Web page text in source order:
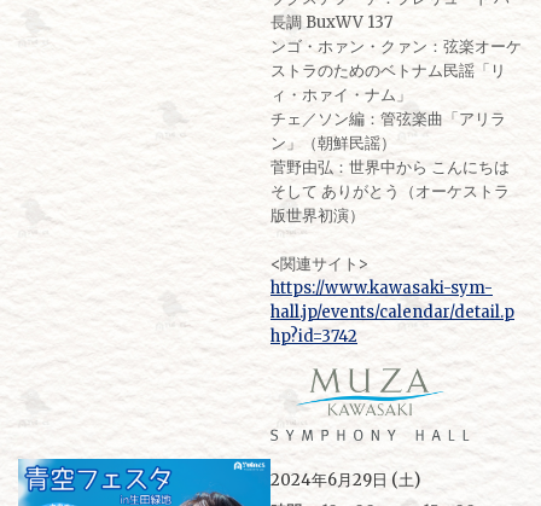
長調 BuxWV 137
ンゴ・ホァン・クァン：弦楽オーケ
ストラのためのベトナム民謡「リ
ィ・ホァイ・ナム」
チェ／ソン編：管弦楽曲「アリラ
ン」（朝鮮民謡）
菅野由弘：世界中から こんにちは
そして ありがとう（オーケストラ
版世界初演）
<関連サイト>
https://www.kawasaki-sym-
hall.jp/events/calendar/detail.p
hp?id=3742
2024年6月29日 (土)